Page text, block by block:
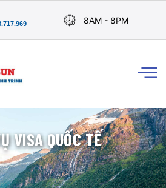
8AM - 8PM
VISA QUỐC TẾ